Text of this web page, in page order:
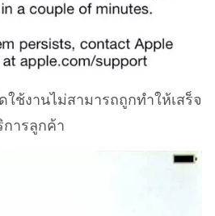
ใช้งานไม่สามารถถูกทำให้เสร็จ
ารลูกค้า